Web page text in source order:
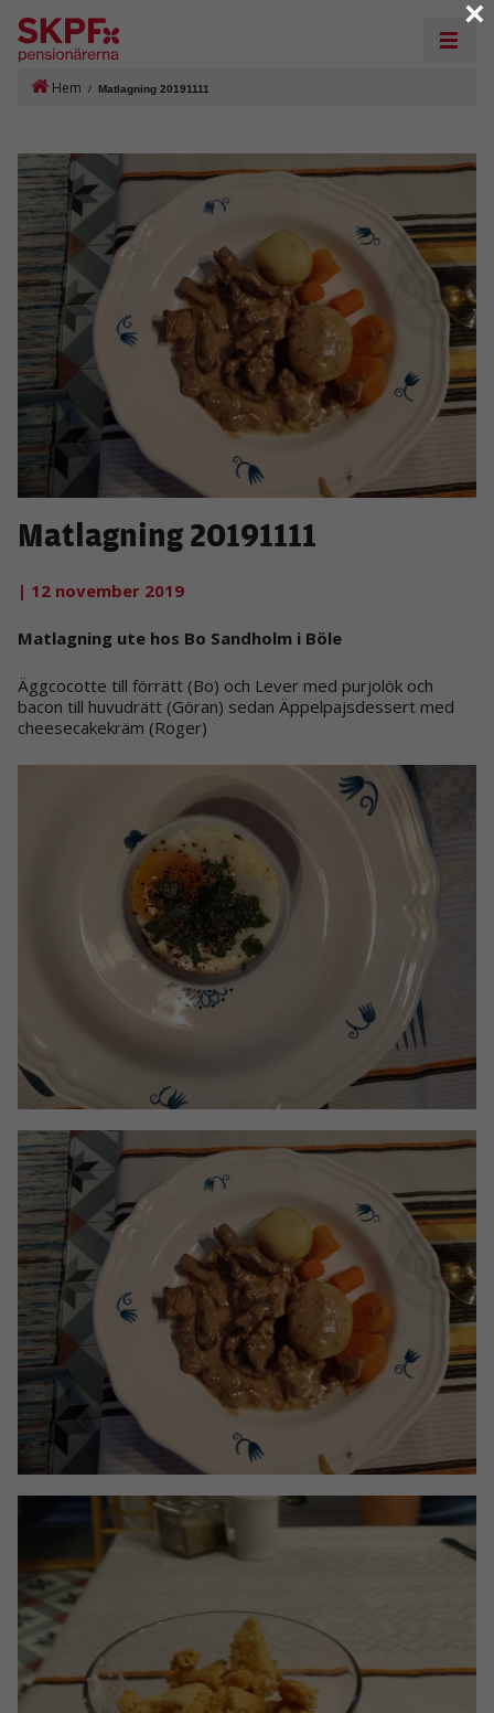
Hem / Matlagning 20191111
Matlagning 20191111
| 12 november 2019
Matlagning ute hos Bo Sandholm i Böle
Äggcocotte till förrätt (Bo) och Lever med purjolök och
bacon till huvudrätt (Göran) sedan Äppelpajsdessert med
cheesecakekräm (Roger)
×